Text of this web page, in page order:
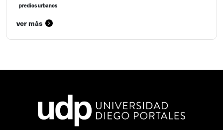
predios urbanos
ver más